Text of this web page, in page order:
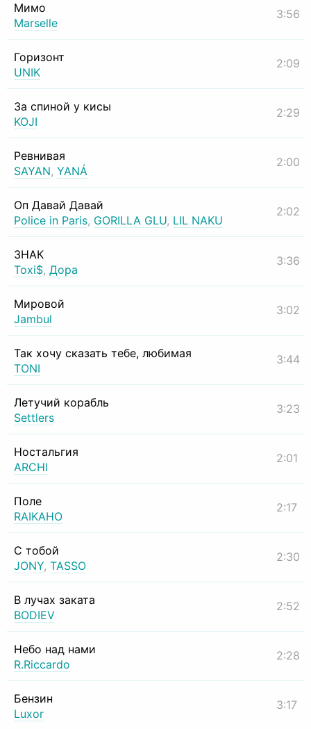
Мимо
Marselle
3:56
Горизонт
UNIK
2:09
За спиной у кисы
KOJI
2:29
Ревнивая
SAYAN, YANÁ
2:00
Оп Давай Давай
Police in Paris, GORILLA GLU, LIL NAKU
2:02
ЗНАК
Toxi$, Дора
3:36
Мировой
Jambul
3:02
Так хочу сказать тебе, любимая
TONI
3:44
Летучий корабль
Settlers
3:23
Ностальгия
ARCHI
2:01
Поле
RAIKAHO
2:17
С тобой
JONY, TASSO
2:30
В лучах заката
BODIEV
2:52
Небо над нами
R.Riccardo
2:28
Бензин
Luxor
3:17